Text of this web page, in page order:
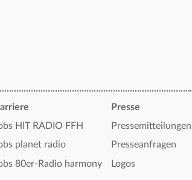
HIT RADIO FFH
planet radio
80er-Radio harmony
Presse
Pressemitteilungen
Presseanfragen
Logos